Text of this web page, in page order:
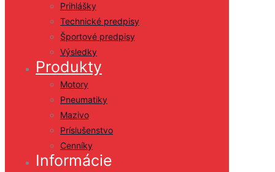
Prihlášky
Technické predpisy
Športové predpisy
Výsledky
Produkty
Motory
Pneumatiky
Mazivo
Príslušenstvo
Cenníky
Informácie